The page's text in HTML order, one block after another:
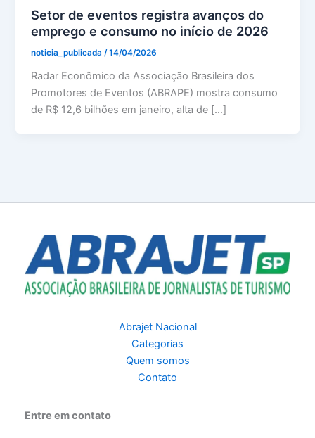
Setor de eventos registra avanços do
emprego e consumo no início de 2026
noticia_publicada/14/04/2026
Radar Econômico da Associação Brasileira dos
Promotores de Eventos (ABRAPE) mostra consumo
de R$ 12,6 bilhões em janeiro, alta de […]
Abrajet Nacional
Categorias
Quem somos
Contato
Entre em contato